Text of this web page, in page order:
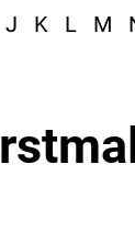
J K L M